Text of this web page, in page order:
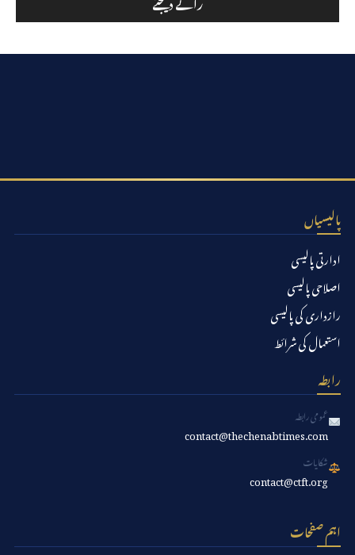
پالیسیاں
ادارتی پالیسی
اصلاحی پالیسی
رازداری کی پالیسی
استعمال کی شرائط
رابطہ
عمومی رابطہ
contact@thechenabtimes.com
شکایات
contact@ctft.org
اہم صفحات